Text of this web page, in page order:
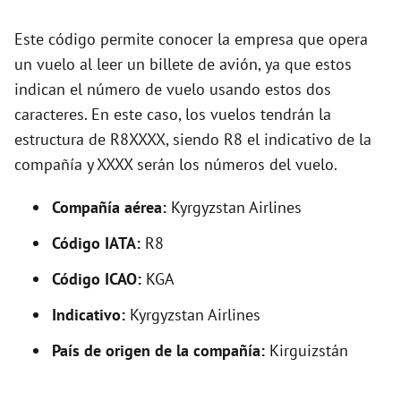
d
e
o
Este código permite conocer la empresa que opera
un vuelo al leer un billete de avión, ya que estos
indican el número de vuelo usando estos dos
caracteres. En este caso, los vuelos tendrán la
estructura de R8XXXX, siendo R8 el indicativo de la
compañía y XXXX serán los números del vuelo.
Compañía aérea: Kyrgyzstan Airlines
Código IATA: R8
Código ICAO: KGA
Indicativo: Kyrgyzstan Airlines
País de origen de la compañía: Kirguizstán